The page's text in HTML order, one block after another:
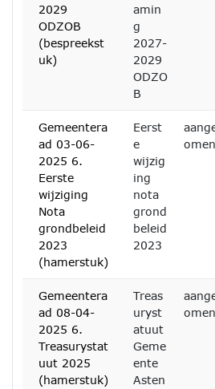
2029
ODZOB
(bespreekst
uk)
amin
g
2027-
2029
ODZO
B
Gemeentera
ad 03-06-
2025 6.
Eerste
wijziging
Nota
grondbeleid
2023
(hamerstuk)
Eerst
e
wijzig
ing
nota
grond
beleid
2023
omen
Gemeentera
ad 08-04-
2025 6.
Treasurystat
uut 2025
(hamerstuk)
Treas
uryst
atuut
Geme
ente
Asten
omen